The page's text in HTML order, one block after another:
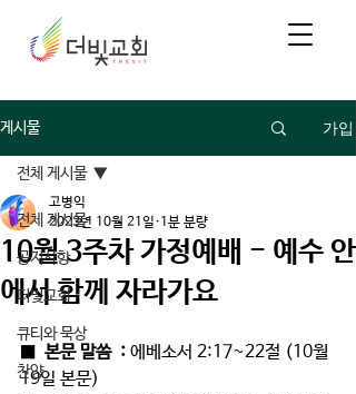
게시물 가입
전체 게시물
공지사항
더빛교회
큐티와 묵상
찬양
전체 게시물
10월 3주차 가정예배 - 예수 안
에서 함께 자라가요
고병익
2023년 10월 21일 1분 분량
■ 본문 말씀  : 에베소서 2:17~22절 (10월
19일 본문)